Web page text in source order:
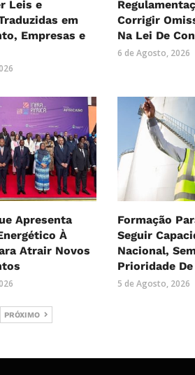
Leis e
em
Empresas e
Corrigir
Na Lei De
6 de Agosto, 2026
Apresenta
À
Atrair Novos
Formação
Seguir
Nacional,
Prioridade
5 de Agosto, 2026
PRÓXIMO